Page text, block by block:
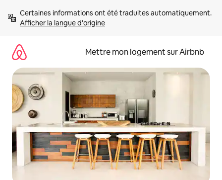
directement
Afficher la langue d'origine
Mettre mon logement sur Airbnb